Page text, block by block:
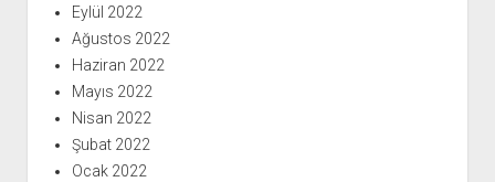
Eylül 2022
Ağustos 2022
Haziran 2022
Mayıs 2022
Nisan 2022
Şubat 2022
Ocak 2022